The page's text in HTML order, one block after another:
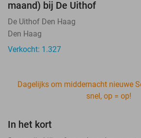
maand) bij De Uithof
De Uithof Den Haag
Den Haag
Verkocht: 1.327
Dagelijks om middernacht nieuwe
snel, op = op!
In het kort